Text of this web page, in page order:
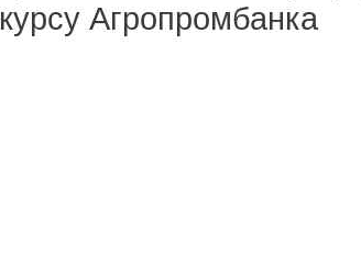
курсу Агропромбанка